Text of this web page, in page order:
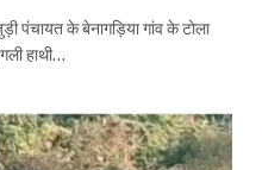
पंचायत के बेनागड़िया गांव के टोला
हाथी…